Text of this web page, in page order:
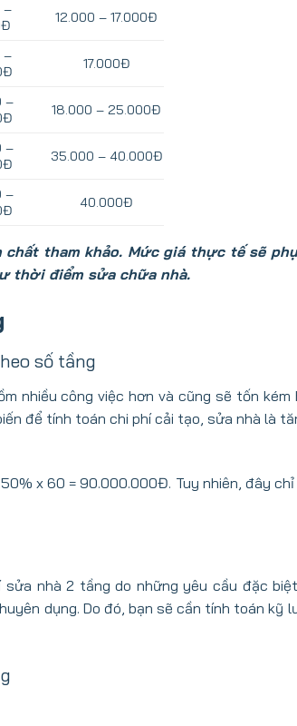
–
12.000 – 17.000Đ
–
17.000Đ
–
18.000 – 25.000Đ
–
35.000 – 40.000Đ
–
40.000Đ
tham khảo. Mức giá thực tế sẽ
thời điểm sửa chữa nhà.
số tầng
nhiều công việc hơn và cũng sẽ tốn kém
để tính toán chi phí cải tạo, sửa nhà là
x 60 = 90.000.000Đ. Tuy nhiên, đây
sửa nhà 2 tầng do những yêu cầu đặc
dụng. Do đó, bạn sẽ cần tính toán kỹ